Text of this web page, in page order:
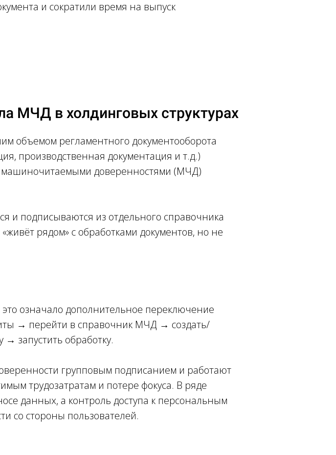
и сократили время на выпуск
МЧД в холдинговых структурах
объемом регламентного документооборота
производственная документация и т.д.)
машиночитаемыми доверенностями (МЧД)
и подписываются из отдельного справочника
рядом» с обработками документов, но не
означало дополнительное переключение
→ перейти в справочник МЧД → создать/
запустить обработку.
групповым подписанием и работают
трудозатратам и потере фокуса. В ряде
данных, а контроль доступа к персональным
со стороны пользователей.